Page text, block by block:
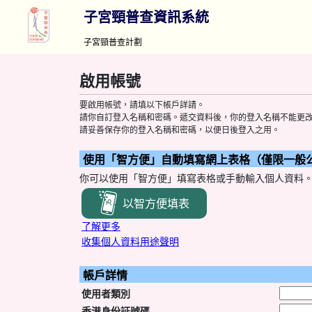
要啟用帳號，請填以下帳戶詳請。
請你自訂登入名稱和密碼。遞交資料後，你的登入名稱不能更
請妥善保存你的登入名稱和密碼，以便日後登入之用。